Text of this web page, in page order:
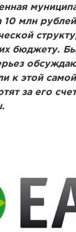
10 млн
бюджету.
к этой
за его